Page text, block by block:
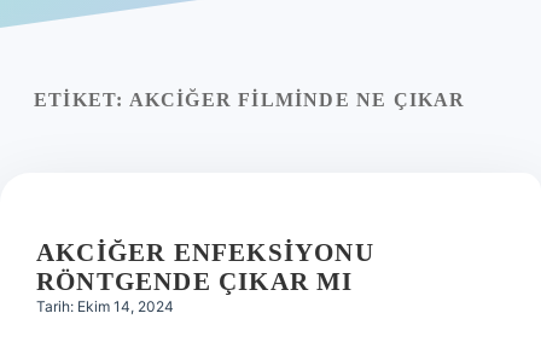
Yasal Uyarı
ETIKET: AKCIĞER FILMINDE NE ÇIKAR
AKCIĞER ENFEKSIYONU
RÖNTGENDE ÇIKAR MI
Tarih: Ekim 14, 2024